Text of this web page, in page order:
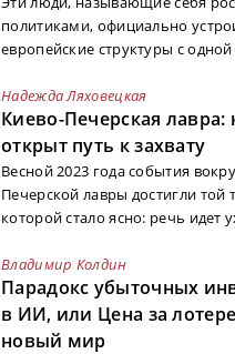
политиками, официально
европейские структуры с
Надежда Ляховецкая
Киево-Печерская лавра:
открыт путь к захвату
Весной 2023 года события
Печерской лавры достигли той
которой стало ясно: речь идет
Владимир Колдин
Парадокс убыточных
в ИИ, или Цена за
новый мир